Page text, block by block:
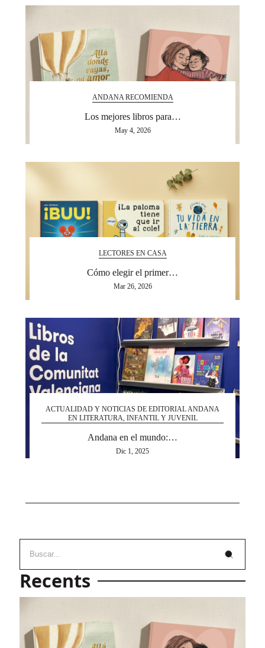
ANDANA RECOMIENDA
Los mejores libros para…
May 4, 2026
LECTORES EN CASA
Cómo elegir el primer…
Mar 26, 2026
ACTUALIDAD Y NOTICIAS DE EDITORIAL ANDANA
EN LITERATURA, INFANTIL Y JUVENIL
Andana en el mundo:…
Dic 1, 2025
Recents